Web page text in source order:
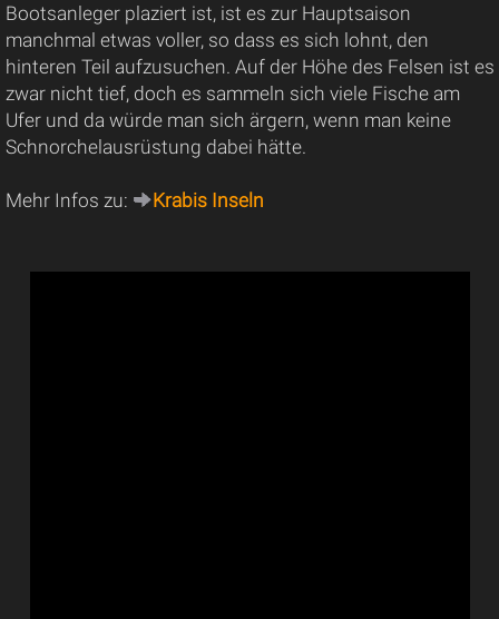
Bootsanleger plaziert ist, ist es zur Hauptsaison
manchmal etwas voller, so dass es sich lohnt, den
hinteren Teil aufzusuchen. Auf der Höhe des Felsen ist es
zwar nicht tief, doch es sammeln sich viele Fische am
Ufer und da würde man sich ärgern, wenn man keine
Schnorchelausrüstung dabei hätte.
Mehr Infos zu: Krabis Inseln